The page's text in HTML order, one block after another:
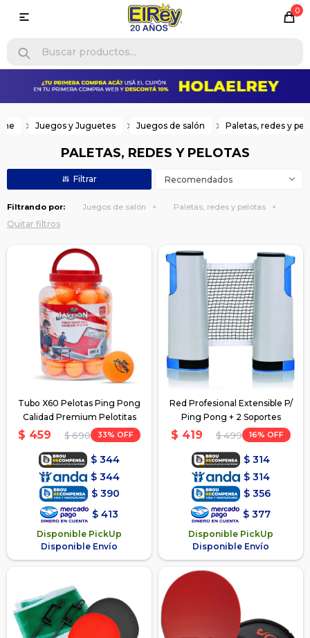
0

Juegos y Juguetes Juegos de salón Paletas, redes y
PALETAS, REDES Y PELOTAS
Recomendados
Filtrando por: Juegos de salón Paletas, redes y pelotas
Quitar filtros
Tubo X60 Pelotas Ping Pong
Calidad Premium Pelotitas
$ 459 $ 690 33
$ 344
$ 344
$ 390
$ 413
Disponible PickUp
Disponible Envío
Red Profesional Extensible P/
Ping Pong + 2 Soportes
$ 419 $ 499 16
$ 314
$ 314
$ 356
$ 377
Disponible PickUp
Disponible Envío